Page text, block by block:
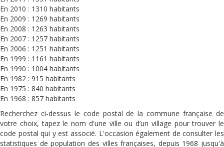
En 2010 : 1310 habitants
En 2009 : 1269 habitants
En 2008 : 1263 habitants
En 2007 : 1257 habitants
En 2006 : 1251 habitants
En 1999 : 1161 habitants
En 1990 : 1004 habitants
En 1982 : 915 habitants
En 1975 : 840 habitants
En 1968 : 857 habitants
Recherchez ci-dessus le code postal de la commune française de
votre choix, tapez le nom d'une ville ou d’un village pour trouver le
code postal qui y est associé. L'occasion également de consulter les
statistiques de population des villes françaises, depuis 1968 jusqu'à